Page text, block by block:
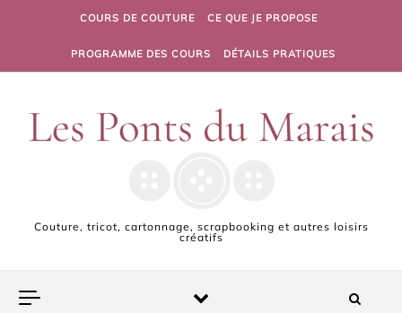
Skip to contentCOURS DE COUTURE CE QUE JE PROPOSE
PROGRAMME DES COURS DÉTAILS PRATIQUES
Couture, tricot, cartonnage, scrapbooking et autres loisirs
créatifs